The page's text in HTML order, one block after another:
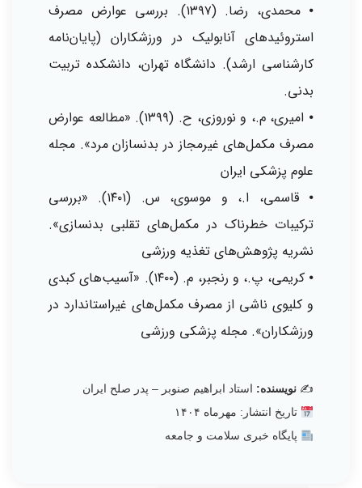
⦁ محمدی، رضا. (۱۳۹۷). بررسی عوارض مصرف
استروئیدهای آنابولیک در ورزشکاران (پایان‌نامه
کارشناسی ارشد). دانشگاه تهران، دانشکده تربیت
بدنی.
⦁ امیری، م.، و نوروزی، ح. (۱۳۹۹). «مطالعه عوارض
مصرف مکمل‌های غیرمجاز در بدنسازان مرد». مجله
علوم پزشکی ایران
⦁ قاسمی، ا.، و موسوی، س. (۱۴۰۱). «بررسی
ترکیبات خطرناک در مکمل‌های تقلبی بدنسازی».
نشریه پژوهش‌های تغذیه ورزشی
⦁ کریمی، پ.، و رنجبر، م. (۱۴۰۰). «آسیب‌های کبدی
و کلیوی ناشی از مصرف مکمل‌های غیراستاندارد در
ورزشکاران». مجله پزشکی ورزشی
✍️ نویسنده:استاد ابراهیم صنوبر – پدر صلح ایران
تاریخ انتشار: مهرماه ۱۴۰۴
پایگاه خبری سلامت و جامعه